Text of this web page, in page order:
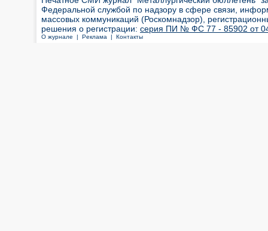
Федеральной службой по надзору в сфере связи,
массовых коммуникаций (Роскомнадзор),
решения о регистрации: серия ПИ № ФС 77 - 85902 от 04
О журнале | Реклама | Контакты